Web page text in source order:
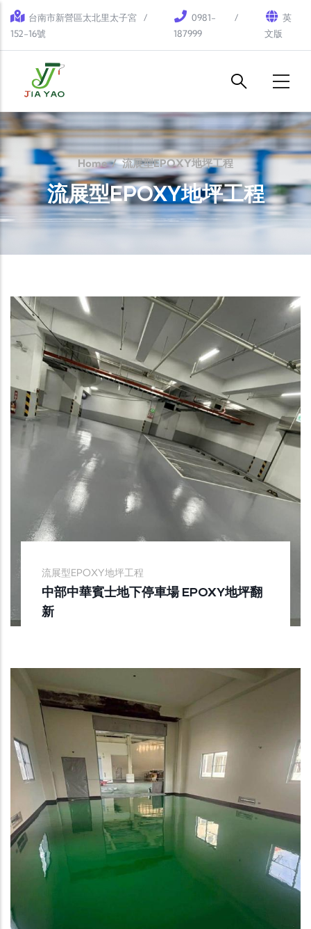
Skip to main content
台南市新營區太北里太子宮
152-16號
0981-
187999
英
文版
Home/ 流展型EPOXY地坪工程
流展型EPOXY地坪工程
流展型EPOXY地坪工程
中部中華賓士地下停車場 EPOXY地坪翻
新